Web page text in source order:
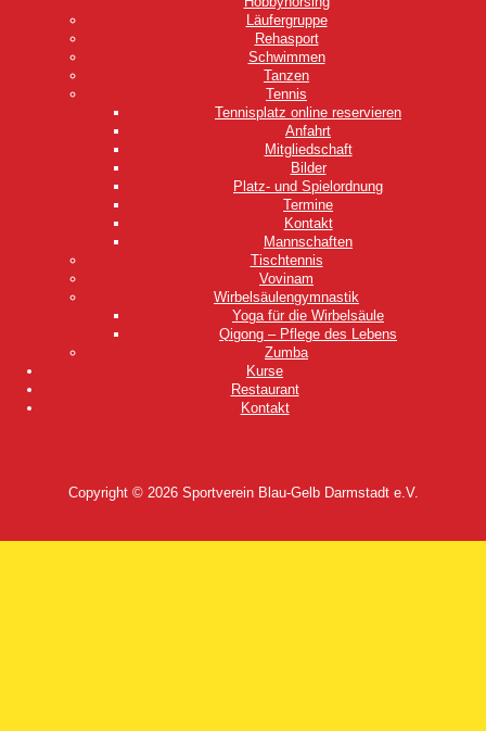
Läufergruppe
Rehasport
Schwimmen
Tanzen
Tennis
Tennisplatz online reservieren
Anfahrt
Mitgliedschaft
Bilder
Platz- und Spielordnung
Termine
Kontakt
Mannschaften
Tischtennis
Vovinam
Wirbelsäulengymnastik
Yoga für die Wirbelsäule
Qigong – Pflege des Lebens
Zumba
Kurse
Restaurant
Kontakt
Copyright © 2026 Sportverein Blau-Gelb Darmstadt e.V.